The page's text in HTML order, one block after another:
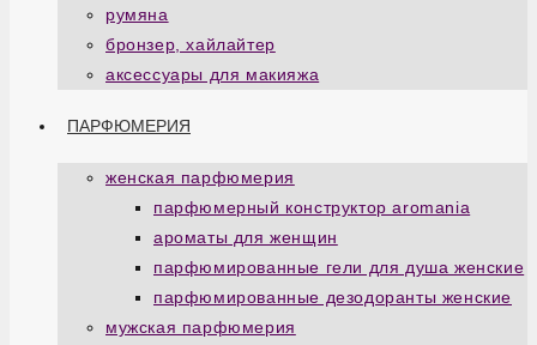
румяна
бронзер, хайлайтер
аксессуары для макияжа
ПАРФЮМЕРИЯ
женская парфюмерия
парфюмерный конструктор aromania
ароматы для женщин
парфюмированные гели для душа женские
парфюмированные дезодоранты женские
мужская парфюмерия